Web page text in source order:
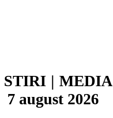
STIRI | MEDIA
7 august 2026